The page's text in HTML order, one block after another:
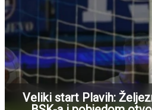
Veliki start Plavih: